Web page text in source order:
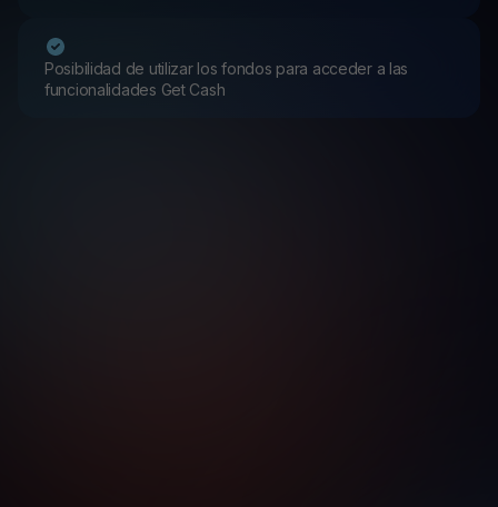
Posibilidad de utilizar los fondos para acceder a las
funcionalidades Get Cash